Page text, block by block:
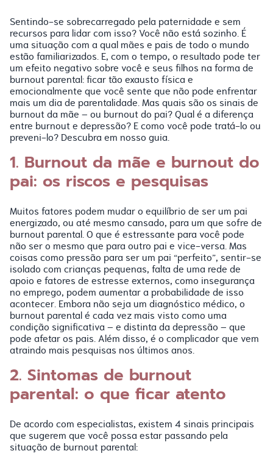
Sentindo-se sobrecarregado pela paternidade e sem
recursos para lidar com isso? Você não está sozinho. É
uma situação com a qual mães e pais de todo o mundo
estão familiarizados. E, com o tempo, o resultado pode ter
um efeito negativo sobre você e seus filhos na forma de
burnout parental: ficar tão exausto física e
emocionalmente que você sente que não pode enfrentar
mais um dia de parentalidade. Mas quais são os sinais de
burnout da mãe – ou burnout do pai? Qual é a diferença
entre burnout e depressão? E como você pode tratá-lo ou
preveni-lo? Descubra em nosso guia.
1. Burnout da mãe e burnout do
pai: os riscos e pesquisas
Muitos fatores podem mudar o equilíbrio de ser um pai
energizado, ou até mesmo cansado, para um que sofre de
burnout parental. O que é estressante para você pode
não ser o mesmo que para outro pai e vice-versa. Mas
coisas como pressão para ser um pai “perfeito”, sentir-se
isolado com crianças pequenas, falta de uma rede de
apoio e fatores de estresse externos, como insegurança
no emprego, podem aumentar a probabilidade de isso
acontecer. Embora não seja um diagnóstico médico, o
burnout parental é cada vez mais visto como uma
condição significativa – e distinta da depressão – que
pode afetar os pais. Além disso, é o complicador que vem
atraindo mais pesquisas nos últimos anos.
2. Sintomas de burnout
parental: o que ficar atento
De acordo com especialistas, existem 4 sinais principais
que sugerem que você possa estar passando pela
situação de burnout parental: